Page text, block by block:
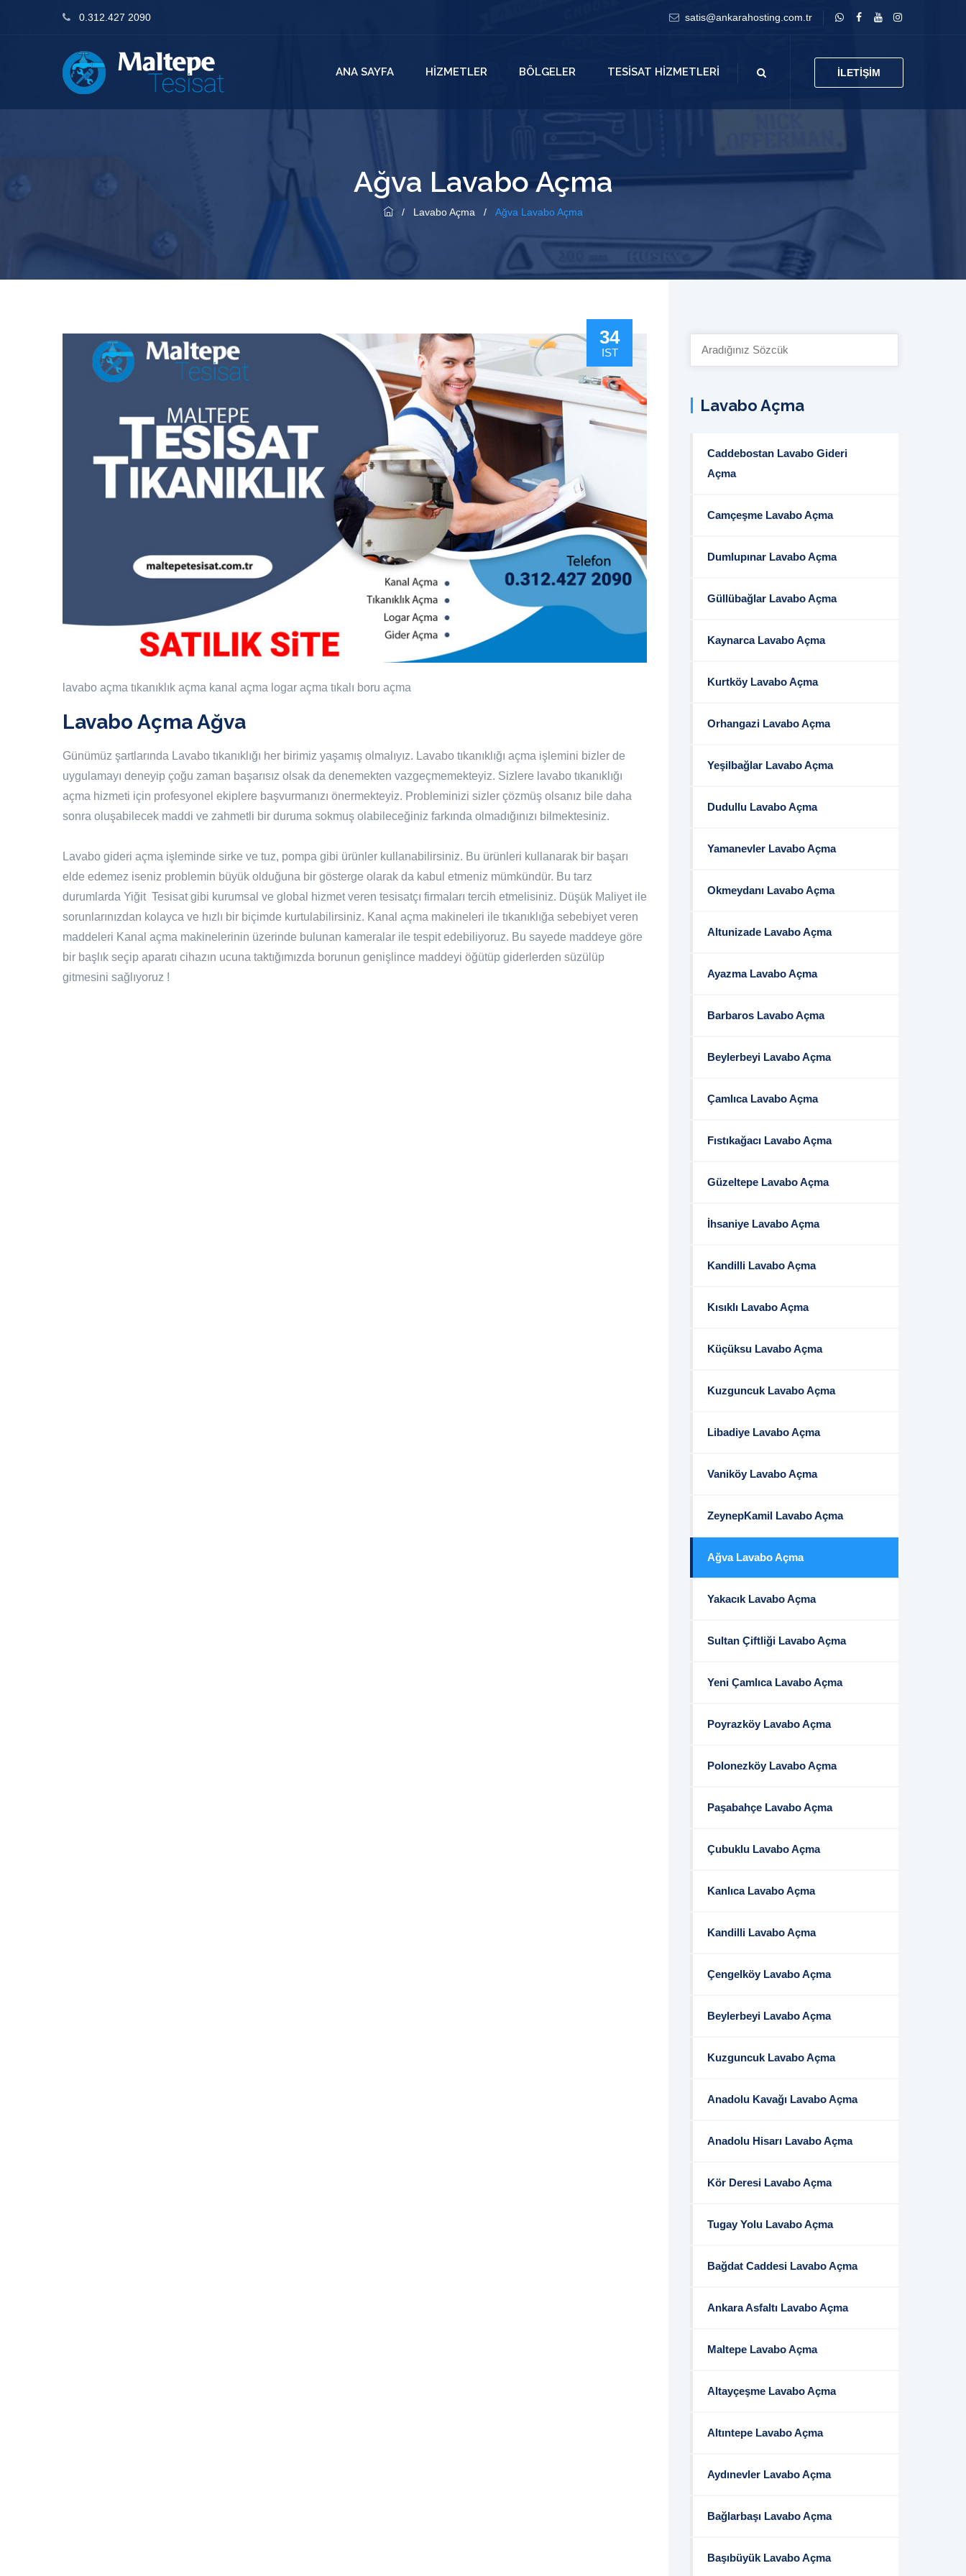
0.312.427 2090 satis@ankarahosting.com.tr
ANA SAYFA HIZMETLER BÖLGELER TESISAT HIZMETLERI İLETIŞIM
Ağva Lavabo Açma
/ Lavabo Açma / Ağva Lavabo Açma
34
IST
lavabo açma tıkanıklık açma kanal açma logar açma tıkalı boru açma
Lavabo Açma Ağva
Günümüz şartlarında Lavabo tıkanıklığı her birimiz yaşamış olmalıyız. Lavabo tıkanıklığı açma işlemini bizler de
uygulamayı deneyip çoğu zaman başarısız olsak da denemekten vazgeçmemekteyiz. Sizlere lavabo tıkanıklığı
açma hizmeti için profesyonel ekiplere başvurmanızı önermekteyiz. Probleminizi sizler çözmüş olsanız bile daha
sonra oluşabilecek maddi ve zahmetli bir duruma sokmuş olabileceğiniz farkında olmadığınızı bilmektesiniz.
Lavabo gideri açma işleminde sirke ve tuz, pompa gibi ürünler kullanabilirsiniz. Bu ürünleri kullanarak bir başarı
elde edemez iseniz problemin büyük olduğuna bir gösterge olarak da kabul etmeniz mümkündür. Bu tarz
durumlarda Yiğit Tesisat gibi kurumsal ve global hizmet veren tesisatçı firmaları tercih etmelisiniz. Düşük Maliyet ile
sorunlarınızdan kolayca ve hızlı bir biçimde kurtulabilirsiniz. Kanal açma makineleri ile tıkanıklığa sebebiyet veren
maddeleri Kanal açma makinelerinin üzerinde bulunan kameralar ile tespit edebiliyoruz. Bu sayede maddeye göre
bir başlık seçip aparatı cihazın ucuna taktığımızda borunun genişlince maddeyi öğütüp giderlerden süzülüp
gitmesini sağlıyoruz !
Site
İçi
Lavabo Açma
Caddebostan Lavabo Gideri
Açma
Camçeşme Lavabo Açma
Dumlupınar Lavabo Açma
Güllübağlar Lavabo Açma
Kaynarca Lavabo Açma
Kurtköy Lavabo Açma
Orhangazi Lavabo Açma
Yeşilbağlar Lavabo Açma
Dudullu Lavabo Açma
Yamanevler Lavabo Açma
Okmeydanı Lavabo Açma
Altunizade Lavabo Açma
Ayazma Lavabo Açma
Barbaros Lavabo Açma
Beylerbeyi Lavabo Açma
Çamlıca Lavabo Açma
Fıstıkağacı Lavabo Açma
Güzeltepe Lavabo Açma
İhsaniye Lavabo Açma
Kandilli Lavabo Açma
Kısıklı Lavabo Açma
Küçüksu Lavabo Açma
Kuzguncuk Lavabo Açma
Libadiye Lavabo Açma
Vaniköy Lavabo Açma
ZeynepKamil Lavabo Açma
Ağva Lavabo Açma
Yakacık Lavabo Açma
Sultan Çiftliği Lavabo Açma
Yeni Çamlıca Lavabo Açma
Poyrazköy Lavabo Açma
Polonezköy Lavabo Açma
Paşabahçe Lavabo Açma
Çubuklu Lavabo Açma
Kanlıca Lavabo Açma
Kandilli Lavabo Açma
Çengelköy Lavabo Açma
Beylerbeyi Lavabo Açma
Kuzguncuk Lavabo Açma
Anadolu Kavağı Lavabo Açma
Anadolu Hisarı Lavabo Açma
Kör Deresi Lavabo Açma
Tugay Yolu Lavabo Açma
Bağdat Caddesi Lavabo Açma
Ankara Asfaltı Lavabo Açma
Maltepe Lavabo Açma
Altayçeşme Lavabo Açma
Altıntepe Lavabo Açma
Aydınevler Lavabo Açma
Bağlarbaşı Lavabo Açma
Başıbüyük Lavabo Açma